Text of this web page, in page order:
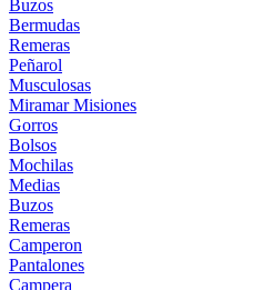
Buzos
Bermudas
Remeras
Peñarol
Musculosas
Miramar Misiones
Gorros
Bolsos
Mochilas
Medias
Buzos
Remeras
Camperon
Pantalones
Campera